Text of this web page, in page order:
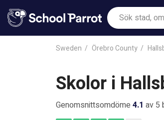
Sweden Örebro County
Skolor i
Genomsnittsomdöme 4.1 av 5